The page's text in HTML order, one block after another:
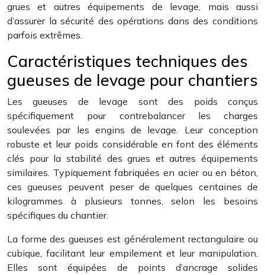
grues et autres équipements de levage, mais aussi
d’assurer la sécurité des opérations dans des conditions
parfois extrêmes.
Caractéristiques techniques des
gueuses de levage pour chantiers
Les gueuses de levage sont des poids conçus
spécifiquement pour contrebalancer les charges
soulevées par les engins de levage. Leur conception
robuste et leur poids considérable en font des éléments
clés pour la stabilité des grues et autres équipements
similaires. Typiquement fabriquées en acier ou en béton,
ces gueuses peuvent peser de quelques centaines de
kilogrammes à plusieurs tonnes, selon les besoins
spécifiques du chantier.
La forme des gueuses est généralement rectangulaire ou
cubique, facilitant leur empilement et leur manipulation.
Elles sont équipées de points d’ancrage solides